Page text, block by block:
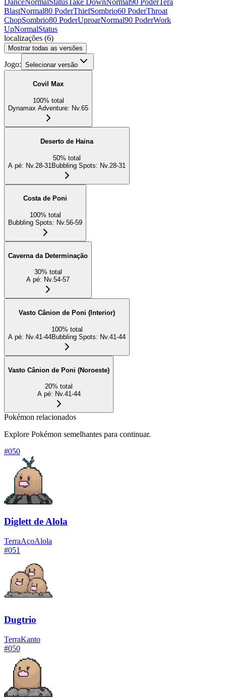
BlastNormal80 PoderThiefSombrio60 PoderThroat
ChopSombrio80 PoderUproarNormal90 PoderWork
UpNormalStatus
localizações (6)
Mostrar todas as versões
Jogo: Selecionar versão
Covil Max
100% total
Dynamax Adventure: Nv.65
Deserto de Haina
50% total
A pé: Nv.28-31 Bubbling Spots: Nv.28-31
Costa de Poni
100% total
Bubbling Spots: Nv.56-59
Caverna da Determinação
30% total
A pé: Nv.54-57
Vasto Cânion de Poni (Interior)
100% total
A pé: Nv.41-44Bubbling Spots: Nv.41-44
Vasto Cânion de Poni (Noroeste)
20% total
A pé: Nv.41-44
Pokémon relacionados
Explore Pokémon semelhantes para continuar.
#050
Diglett de Alola
TerraAçoAlola
#051
Dugtrio
TerraKanto
#050